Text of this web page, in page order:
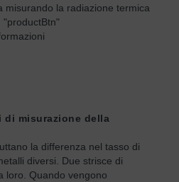
misurando la radiazione termica
"productBtn"
misurazione della
la differenza nel tasso di
diversi. Due strisce di
loro. Quando vengono